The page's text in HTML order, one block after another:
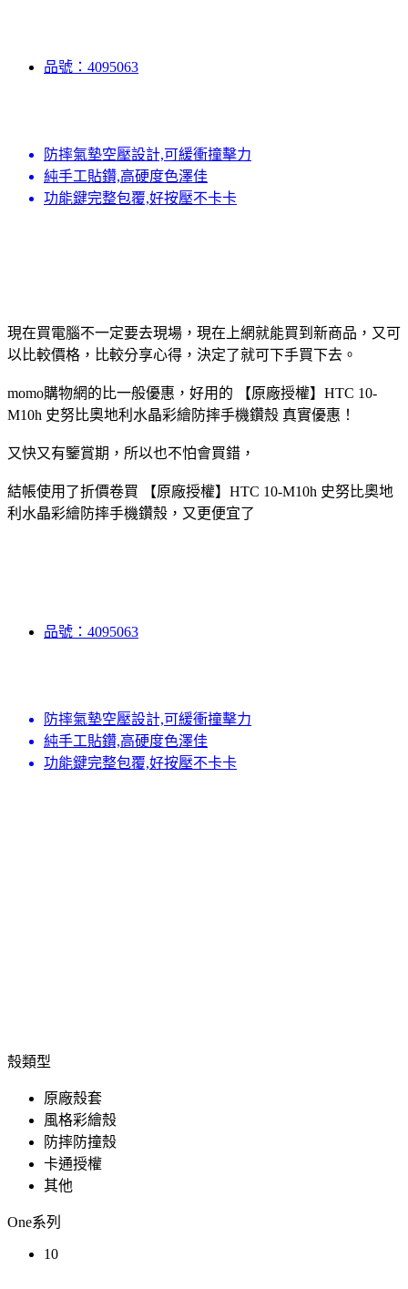
品號：4095063
防摔氣墊空壓設計,可緩衝撞擊力
純手工貼鑽,高硬度色澤佳
功能鍵完整包覆,好按壓不卡卡
現在買電腦不一定要去現場，現在上網就能買到新商品，又可
以比較價格，比較分享心得，決定了就可下手買下去。
momo購物網的比一般優惠，好用的 【原廠授權】HTC 10-
M10h 史努比奧地利水晶彩繪防摔手機鑽殼 真實優惠！
又快又有鑒賞期，所以也不怕會買錯，
結帳使用了折價卷買 【原廠授權】HTC 10-M10h 史努比奧地
利水晶彩繪防摔手機鑽殼，又更便宜了
品號：4095063
防摔氣墊空壓設計,可緩衝撞擊力
純手工貼鑽,高硬度色澤佳
功能鍵完整包覆,好按壓不卡卡
殼類型
原廠殼套
風格彩繪殼
防摔防撞殼
卡通授權
其他
One系列
10